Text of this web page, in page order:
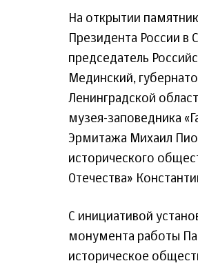
На открытии
Президента России
председатель
Мединский,
Ленинградской
музея-заповедника
Эрмитажа Михаил
исторического
Отечества»
С инициативой
монумента работы
историческое